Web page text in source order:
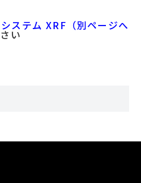
ステム XRF（別ページへ
い